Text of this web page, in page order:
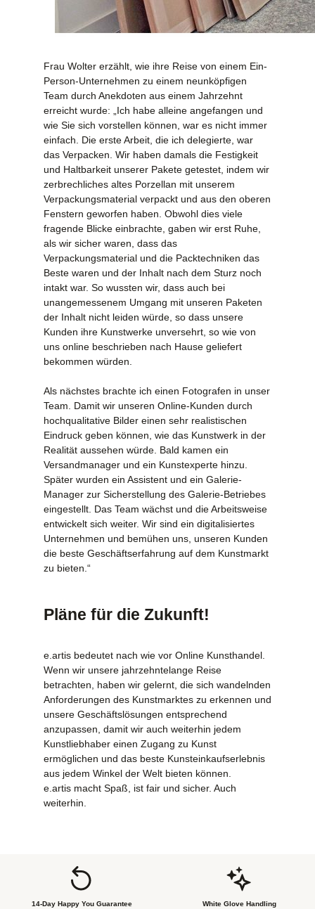
Frau Wolter erzählt, wie ihre Reise von einem Ein-
Person-Unternehmen zu einem neunköpfigen
Team durch Anekdoten aus einem Jahrzehnt
erreicht wurde: „Ich habe alleine angefangen und
wie Sie sich vorstellen können, war es nicht immer
einfach. Die erste Arbeit, die ich delegierte, war
das Verpacken. Wir haben damals die Festigkeit
und Haltbarkeit unserer Pakete getestet, indem wir
zerbrechliches altes Porzellan mit unserem
Verpackungsmaterial verpackt und aus den oberen
Fenstern geworfen haben. Obwohl dies viele
fragende Blicke einbrachte, gaben wir erst Ruhe,
als wir sicher waren, dass das
Verpackungsmaterial und die Packtechniken das
Beste waren und der Inhalt nach dem Sturz noch
intakt war. So wussten wir, dass auch bei
unangemessenem Umgang mit unseren Paketen
der Inhalt nicht leiden würde, so dass unsere
Kunden ihre Kunstwerke unversehrt, so wie von
uns online beschrieben nach Hause geliefert
bekommen würden.
Als nächstes brachte ich einen Fotografen in unser
Team. Damit wir unseren Online-Kunden durch
hochqualitative Bilder einen sehr realistischen
Eindruck geben können, wie das Kunstwerk in der
Realität aussehen würde. Bald kamen ein
Versandmanager und ein Kunstexperte hinzu.
Später wurden ein Assistent und ein Galerie-
Manager zur Sicherstellung des Galerie-Betriebes
eingestellt. Das Team wächst und die Arbeitsweise
entwickelt sich weiter. Wir sind ein digitalisiertes
Unternehmen und bemühen uns, unseren Kunden
die beste Geschäftserfahrung auf dem Kunstmarkt
zu bieten.“
Pläne für die Zukunft!
e.artis bedeutet nach wie vor Online Kunsthandel.
Wenn wir unsere jahrzehntelange Reise
betrachten, haben wir gelernt, die sich wandelnden
Anforderungen des Kunstmarktes zu erkennen und
unsere Geschäftslösungen entsprechend
anzupassen, damit wir auch weiterhin jedem
Kunstliebhaber einen Zugang zu Kunst
ermöglichen und das beste Kunsteinkaufserlebnis
aus jedem Winkel der Welt bieten können.
e.artis macht Spaß, ist fair und sicher. Auch
weiterhin.
14-Day Happy You Guarantee White Glove Handling